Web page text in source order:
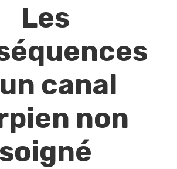
Les
canal
non
soigné